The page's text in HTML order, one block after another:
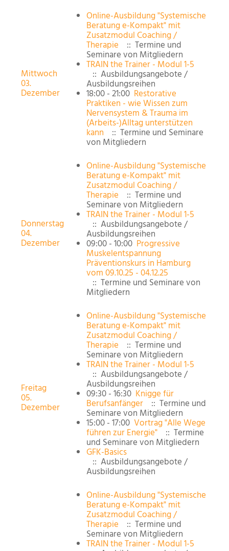
Mittwoch
03.
Dezember
Online-Ausbildung "Systemische
Beratung e-Kompakt" mit
Zusatzmodul Coaching /
Therapie :: Termine und
Seminare von Mitgliedern
TRAIN the Trainer - Modul 1-5
:: Ausbildungsangebote /
Ausbildungsreihen
18:00 - 21:00 Restorative
Praktiken - wie Wissen zum
Nervensystem & Trauma im
(Arbeits-)Alltag unterstützen
kann :: Termine und Seminare
von Mitgliedern
Donnerstag
04.
Dezember
Online-Ausbildung "Systemische
Beratung e-Kompakt" mit
Zusatzmodul Coaching /
Therapie :: Termine und
Seminare von Mitgliedern
TRAIN the Trainer - Modul 1-5
:: Ausbildungsangebote /
Ausbildungsreihen
09:00 - 10:00 Progressive
Muskelentspannung
Präventionskurs in Hamburg
vom 09.10.25 - 04.12.25
:: Termine und Seminare von
Mitgliedern
Freitag
05.
Dezember
Online-Ausbildung "Systemische
Beratung e-Kompakt" mit
Zusatzmodul Coaching /
Therapie :: Termine und
Seminare von Mitgliedern
TRAIN the Trainer - Modul 1-5
:: Ausbildungsangebote /
Ausbildungsreihen
09:30 - 16:30 Knigge für
Berufsanfänger :: Termine und
Seminare von Mitgliedern
15:00 - 17:00 Vortrag "Alle Wege
führen zur Energie" :: Termine
und Seminare von Mitgliedern
GFK-Basics
:: Ausbildungsangebote /
Ausbildungsreihen
Online-Ausbildung "Systemische
Beratung e-Kompakt" mit
Zusatzmodul Coaching /
Therapie :: Termine und
Seminare von Mitgliedern
TRAIN the Trainer - Modul 1-5